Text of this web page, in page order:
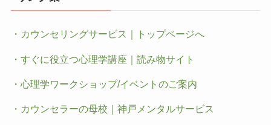
・カウンセリングサービス｜トップページへ
・すぐに役立つ心理学講座｜読み物サイト
・心理学ワークショップ/イベントのご案内
・カウンセラーの母校｜神戸メンタルサービス